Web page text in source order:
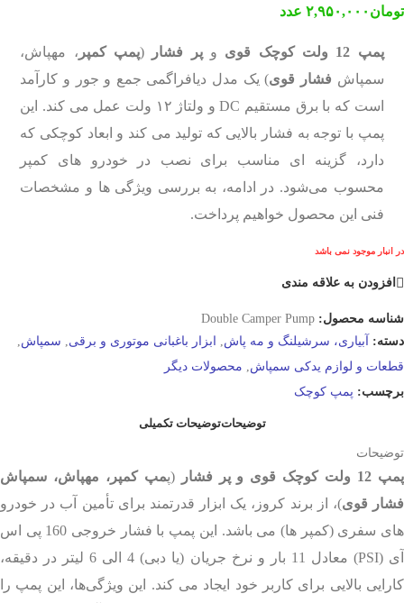
تومان ۲,۹۵۰,۰۰۰ عدد
پمپ 12 ولت کوچک قوی وپر فشار (پمپ کمپر ، مهپاش،
سمپاش فشار قوی) یک مدل دیافراگمی جمع و جور و کارآمد
است که با برق مستقیم DC و ولتاژ ۱۲ ولت عمل می کند. این
پمپ با توجه به فشار بالایی که تولید می کند و ابعاد کوچکی که
دارد، گزینه ای مناسب برای نصب در خودرو های کمپر
محسوب می‌شود. در ادامه، به بررسی ویژگی ها و مشخصات
فنی این محصول خواهیم پرداخت.
در انبار موجود نمی باشد
افزودن به علاقه مندی
شناسه محصول: Double Camper Pump
دسته:
آبیاری، سرشیلنگ و مه پاش, ابزار باغبانی موتوری و برقی, سمپاش,
قطعات و لوازم یدکی سمپاش, محصولات دیگر
برچسب: پمپ کوچک
توضیحاتتوضیحات تکمیلی
توضیحات
پمپ 12 ولت کوچک قوی و پر فشار (پمپ کمپر، مهپاش، سمپاش
فشار قوی)، از برند کروز، یک ابزار قدرتمند برای تأمین آب در خودرو
های سفری (کمپر ها) می باشد. این پمپ با فشار خروجی 160 پی اس
آی (PSI) معادل 11 بار و نرخ جریان (یا دبی) 4 الی 6 لیتر در دقیقه،
کارایی بالایی برای کاربر خود ایجاد می کند. این ویژگی‌ها، این پمپ را